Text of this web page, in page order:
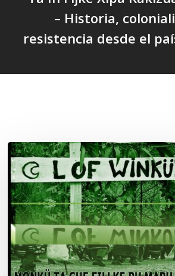
– Historia,
resistencia desde el
Lof
Winkül
Küsra
convoca
a
apoyar
audiencia